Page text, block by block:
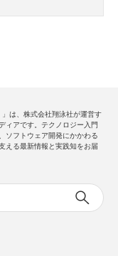
」は、株式会社翔泳社が運営す
ィアです。テクノロジー入門
ソフトウェア開発にかかわる
える最新情報と実践知をお届